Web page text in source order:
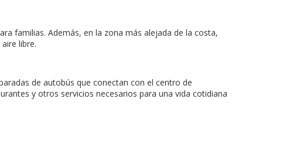
familias. Además, en la zona más alejada de la costa,
libre.
de autobús que conectan con el centro de
y otros servicios necesarios para una vida cotidiana